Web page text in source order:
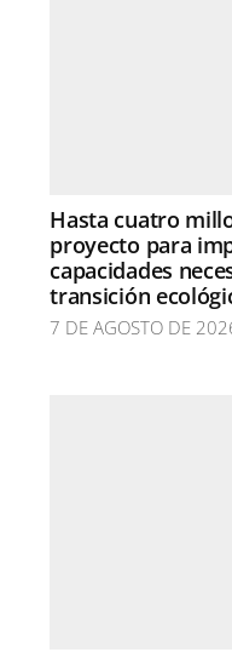
Hasta cuatro
proyecto para
capacidades
transición
7 DE AGOSTO DE